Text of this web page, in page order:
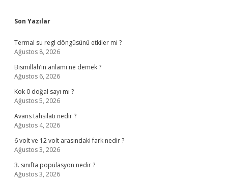
Sidebar
Son Yazılar
Termal su regl döngüsünü etkiler mi ?
Ağustos 8, 2026
Bismillah’ın anlamı ne demek ?
Ağustos 6, 2026
Kok 0 doğal sayı mı ?
Ağustos 5, 2026
Avans tahsilatı nedir ?
Ağustos 4, 2026
6 volt ve 12 volt arasındaki fark nedir ?
Ağustos 3, 2026
3. sınıfta popülasyon nedir ?
Ağustos 3, 2026